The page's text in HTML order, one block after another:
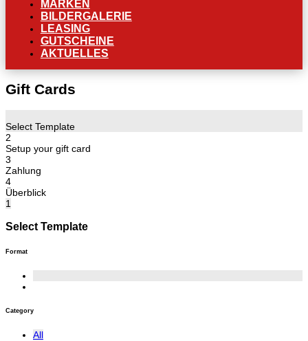
MARKEN
BILDERGALERIE
LEASING
GUTSCHEINE
AKTUELLES
Gift Cards
Select Template
2
Setup your gift card
3
Zahlung
4
Überblick
1
Select Template
Format
Category
All